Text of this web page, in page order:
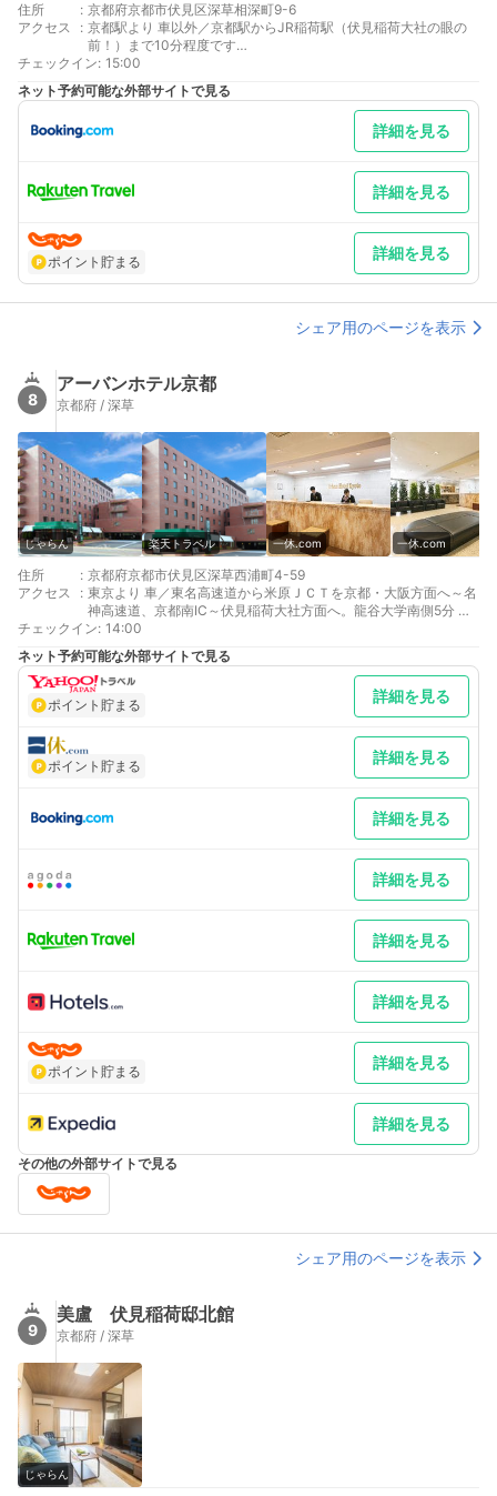
住所 : 京都府京都市伏見区深草相深町9-6
アクセス
: 京都駅より 車以外／京都駅からJR稲荷駅（伏見稲荷大社の眼の
前！）まで10分程度です
最寄り駅１ 鳥羽街道
最寄り駅２ 稲荷
最寄り駅３ 伏見稲荷
チェックイン: 15:00
ネット予約可能な外部サイトで見る
詳細を見る
詳細を見る
ポイント貯まる 詳細を見る
シェア用のページを表示
8
アーバンホテル京都
京都府 / 深草
じゃらん 楽天トラベル 一休.com 一休.com
住所 : 京都府京都市伏見区深草西浦町4-59
アクセス
: 東京より 車／東名高速道から米原ＪＣＴを京都・大阪方面へ～名
神高速道、京都南IC～伏見稲荷大社方面へ。龍谷大学南側5分 車
以外／JR京都駅→八条口よりタクシー8分
大阪・神戸より 車／名神高速道の吹田JCTを京都・名古屋方面
へ。～名神高速道路京都南IC第2出口～伏見稲荷大社方面へ。龍
谷大学南側。車で約5分。 車以外／京阪龍谷大前深草駅5分、JR
稲荷駅10分、地下鉄くいな橋駅12分
最寄り駅１ 龍谷大前深草
最寄り駅３ くいな橋
補足 車／【駐車場】台数：普通車最大100台※満車時、コインパ
￥1500（税込） 中型：1泊￥3000（税込） 大型：1泊
￥4000（税込）」※全て税込 車以外／バスは時間帯によって本
チェックイン: 14:00
ネット予約可能な外部サイトで見る
ポイント貯まる 詳細を見る
ポイント貯まる 詳細を見る
詳細を見る
詳細を見る
詳細を見る
詳細を見る
ポイント貯まる 詳細を見る
詳細を見る
その他の外部サイトで見る
シェア用のページを表示
9
美盧 伏見稲荷邸北館
京都府 / 深草
じゃらん